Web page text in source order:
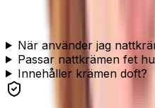
Vanliga frågor
När använder jag
Passar nattkrämen fet
Innehåller krämen doft?